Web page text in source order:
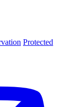
Protected